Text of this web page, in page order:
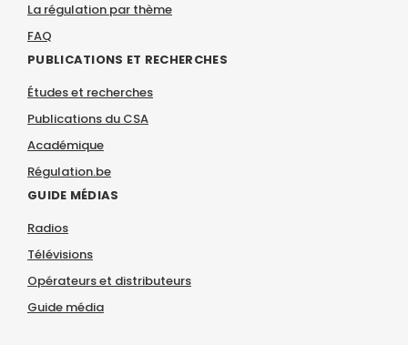
La régulation par thème
FAQ
PUBLICATIONS ET RECHERCHES
Études et recherches
Publications du CSA
Académique
Régulation.be
GUIDE MÉDIAS
Radios
Télévisions
Opérateurs et distributeurs
Guide média